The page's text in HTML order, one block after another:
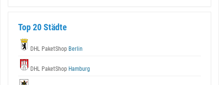
Top 20 Städte
DHL PaketShop Berlin
DHL PaketShop Hamburg